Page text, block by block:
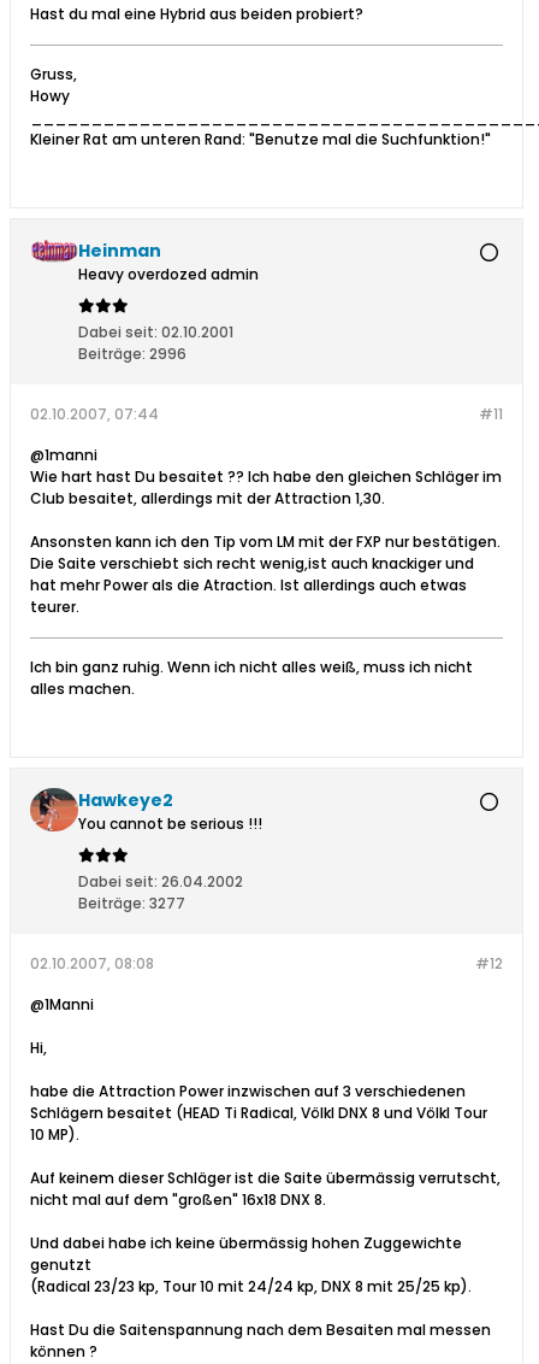
Hast du mal eine Hybrid aus beiden probiert?
Gruss,
Howy
Kleiner Rat am unteren Rand: "Benutze mal die Suchfunktion!"
Heinman
Heavy overdozed admin
Dabei seit: 02.10.2001
Beiträge: 2996
#11
02.10.2007, 07:44
@1manni
Wie hart hast Du besaitet ?? Ich habe den gleichen Schläger im
Club besaitet, allerdings mit der Attraction 1,30.
Ansonsten kann ich den Tip vom LM mit der FXP nur bestätigen.
Die Saite verschiebt sich recht wenig,ist auch knackiger und
hat mehr Power als die Atraction. Ist allerdings auch etwas
teurer.
Ich bin ganz ruhig. Wenn ich nicht alles weiß, muss ich nicht
alles machen.
Hawkeye2
You cannot be serious !!!
Dabei seit: 26.04.2002
Beiträge: 3277
#12
02.10.2007, 08:08
@1Manni
Hi,
habe die Attraction Power inzwischen auf 3 verschiedenen
Schlägern besaitet (HEAD Ti Radical, Völkl DNX 8 und Völkl Tour
10 MP).
Auf keinem dieser Schläger ist die Saite übermässig verrutscht,
nicht mal auf dem "großen" 16x18 DNX 8.
Und dabei habe ich keine übermässig hohen Zuggewichte
genutzt
(Radical 23/23 kp, Tour 10 mit 24/24 kp, DNX 8 mit 25/25 kp).
Hast Du die Saitenspannung nach dem Besaiten mal messen
können ?